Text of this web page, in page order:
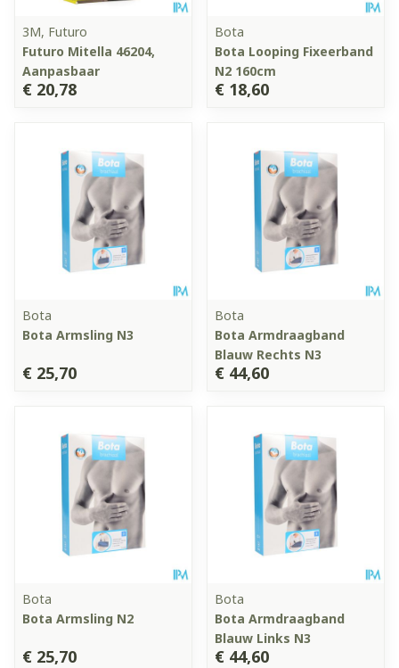
3M, Futuro
Futuro Mitella 46204,
Aanpasbaar
€ 20,78
Bota
Bota Looping Fixeerband
N2 160cm
€ 18,60
Bota
Bota Armsling N3
€ 25,70
Bota
Bota Armdraagband
Blauw Rechts N3
€ 44,60
Bota
Bota Armsling N2
€ 25,70
Bota
Bota Armdraagband
Blauw Links N3
€ 44,60